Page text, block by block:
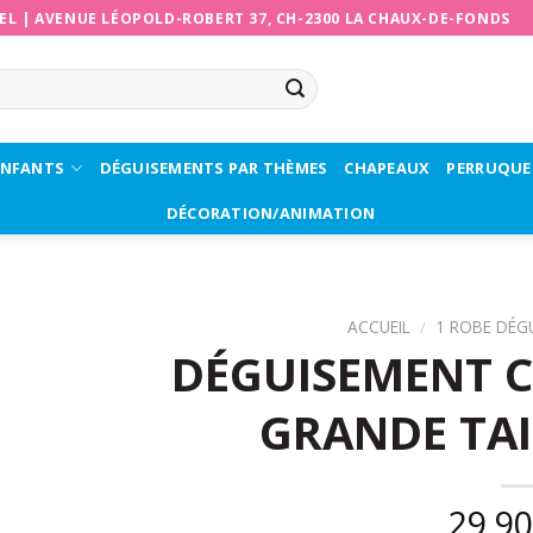
|AVENUE LÉOPOLD-ROBERT 37, CH-2300 LA CHAUX-DE-FONDS
DÉGUISEMENTS PAR THÈMES CHAPEAUX
DÉCORATION/ANIMATION
ACCUEIL / 1 ROBE
DÉGUISEMENT
GRANDE